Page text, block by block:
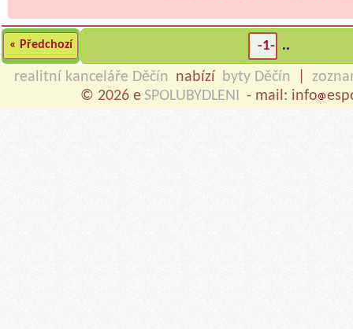
« Předchozí -1- ..
realitní kanceláře Děčín nabízí byty Děčín
© 2026 e SPOLUBYDLENI - mail: info